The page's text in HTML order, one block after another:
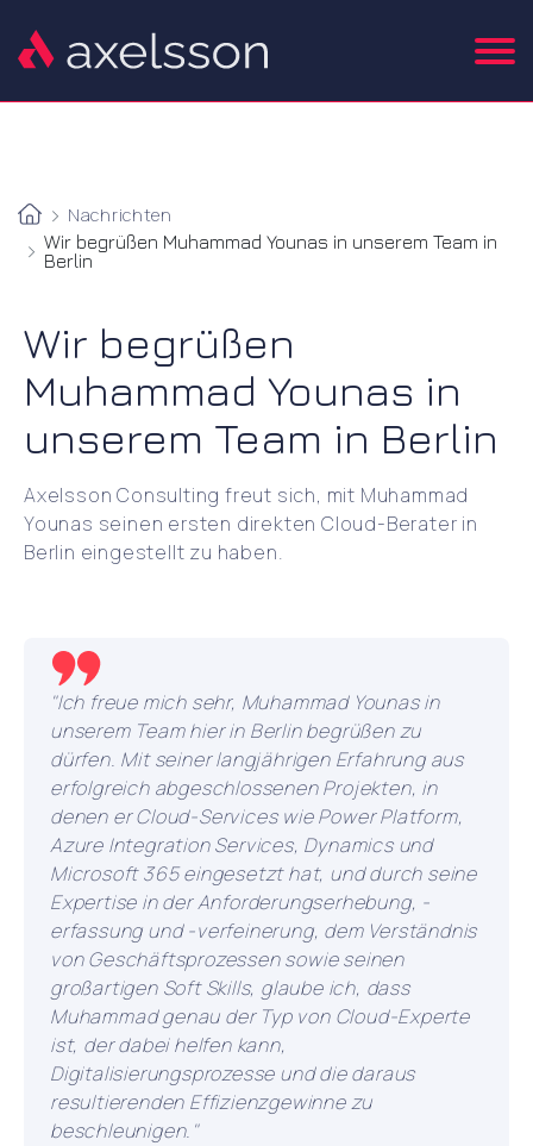
Nachrichten
Wir begrüßen Muhammad Younas in unserem Team in
Berlin
Wir begrüßen
Muhammad Younas in
unserem Team in Berlin
Axelsson Consulting freut sich, mit Muhammad
Younas seinen ersten direkten Cloud-Berater in
Berlin eingestellt zu haben.
"Ich freue mich sehr, Muhammad Younas in
unserem Team hier in Berlin begrüßen zu
dürfen. Mit seiner langjährigen Erfahrung aus
erfolgreich abgeschlossenen Projekten, in
denen er Cloud-Services wie Power Platform,
Azure Integration Services, Dynamics und
Microsoft 365 eingesetzt hat, und durch seine
Expertise in der Anforderungserhebung, -
erfassung und -verfeinerung, dem Verständnis
von Geschäftsprozessen sowie seinen
großartigen Soft Skills, glaube ich, dass
Muhammad genau der Typ von Cloud-Experte
ist, der dabei helfen kann,
Digitalisierungsprozesse und die daraus
resultierenden Effizienzgewinne zu
beschleunigen."